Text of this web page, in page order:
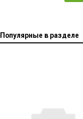
Популярные в разделе